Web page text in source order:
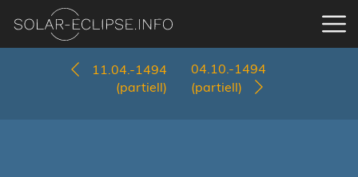
11.04.-1494
(partiell)
04.10.-1494
(partiell)